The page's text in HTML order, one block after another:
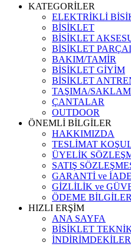
KATEGORİLER
ELEKTRİKLİ
BİSİKLET
BİSİKLET
BİSİKLET
BAKIM/TAMİR
BİSİKLET GİYİM
BİSİKLET
TAŞIMA/
ÇANTALAR
OUTDOOR
ÖNEMLİ BİLGİLER
HAKKIMIZDA
TESLİMAT
ÜYELİK
SATIŞ
GARANTİ ve
GİZLİLİK ve
ÖDEME
HIZLI ERŞİM
ANA SAYFA
BİSİKLET
İNDİRİMDEKİLER